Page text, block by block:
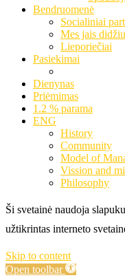
Bendruomenė
Socialiniai
Mes jais
Lieporiečiai
Pasiekimai
Dienynas
Priėmimas
1.2 % parama
ENG
History
Community
Model of
Vission and
Philosophy
Ši svetainė naudoja
užtikrintas interneto
Skip to content
Open toolbar